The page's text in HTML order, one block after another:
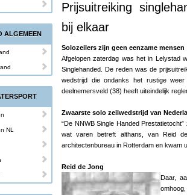
Prijsuitreiking
bij elkaar
Solozeilers zijn geen eenzame mensen
Afgelopen zaterdag was het in Lelystad
Singlehanded. De reden was de
wedstrijd die ondanks het rustige
deelnemersveld (38) heeft uiteindelijk
Zwaarste solo zeilwedstrijd van
“De NNWB Single Handed
wat varen betreft althans, van Reid
architectenbureau in Rotterdam en kwam
Reid de Jong
Daar,
ALGEMEEN
NL